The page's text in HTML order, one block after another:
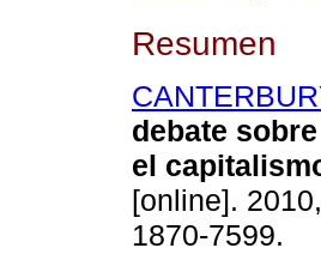
Resumen
debate
el
[online].
1870-7599.